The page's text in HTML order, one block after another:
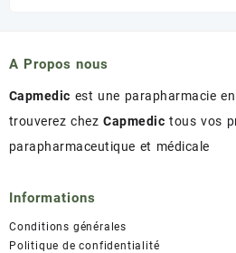
A Propos nous
Capmedic est une parapharmacie
trouverez chezCapmedic tous vos
parapharmaceutique et médicale
Informations
Conditions générales
Politique de confidentialité